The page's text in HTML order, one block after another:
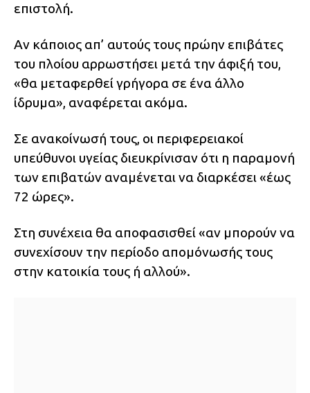
επιστολή.
Αν κάποιος απ’ αυτούς τους πρώην επιβάτες
του πλοίου αρρωστήσει μετά την άφιξή του,
«θα μεταφερθεί γρήγορα σε ένα άλλο
ίδρυμα», αναφέρεται ακόμα.
Σε ανακοίνωσή τους, οι περιφερειακοί
υπεύθυνοι υγείας διευκρίνισαν ότι η παραμονή
των επιβατών αναμένεται να διαρκέσει «έως
72 ώρες».
Στη συνέχεια θα αποφασισθεί «αν μπορούν να
συνεχίσουν την περίοδο απομόνωσής τους
στην κατοικία τους ή αλλού».